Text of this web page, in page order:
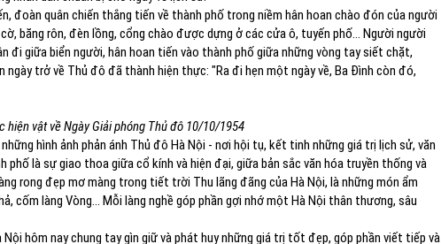
đoàn quân chiến thắng tiến về thành phố trong niềm hân hoan chào đón của người
băng rôn, đèn lồng, cổng chào được dựng ở các cửa ô, tuyến phố... Người người
đi giữa biển người, hân hoan tiến vào thành phố giữa những vòng tay siết chặt,
trở về Thủ đô đã thành hiện thực: "Ra đi hẹn một ngày về, Ba Đình còn đó,
hiện vật về Ngày Giải phóng Thủ đô 10/10/1954
hình ảnh phản ánh Thủ đô Hà Nội - nơi hội tụ, kết tinh những giá trị lịch sử, văn
phố là sự giao thoa giữa cổ kính và hiện đại, giữa bản sắc văn hóa truyền thống và
rong đẹp mơ màng trong tiết trời Thu lãng đãng của Hà Nội, là những món ẩm
cốm làng Vòng… Mỗi làng nghề góp phần gợi nhớ một Hà Nội thân thương, sâu
hôm nay chung tay gìn giữ và phát huy những giá trị tốt đẹp, góp phần viết tiếp và